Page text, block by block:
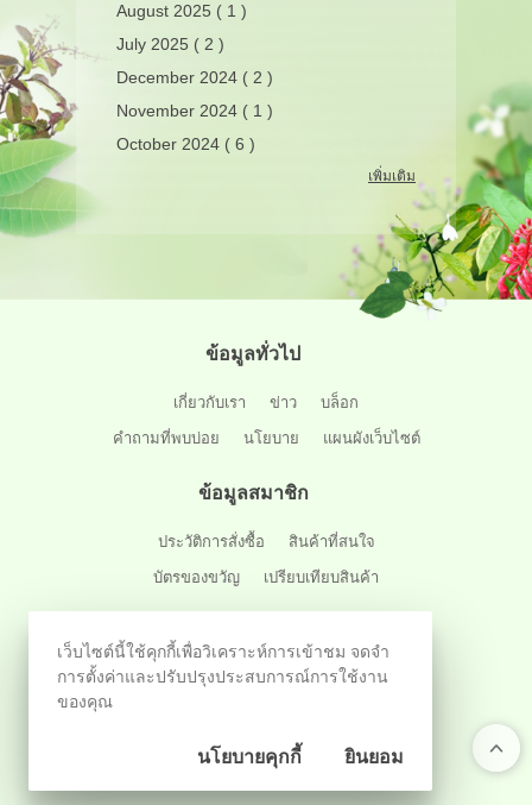
August 2025 ( 1 )
July 2025 ( 2 )
December 2024 ( 2 )
November 2024 ( 1 )
October 2024 ( 6 )
เพิ่มเติม
ข้อมูลทั่วไป
เกี่ยวกับเรา ข่าว
บล็อก
คำถามที่พบบ่อย
นโยบาย แผนผังเว็บไซต์
ข้อมูลสมาชิก
ประวัติการสั่งซื้อ
สินค้าที่สนใจ
บัตรของขวัญ
เปรียบเทียบสินค้า
ติดต่อเรา สถานะการจัดส่ง
ติดตามผ่านสังคมออนไลน์
เว็บไซต์นี้ใช้คุกกี้เพื่อวิเคราะห์การเข้าชม จดจำ
การตั้งค่าและปรับปรุงประสบการณ์การใช้งาน
ของคุณ
นโยบายคุกกี้ ยินยอม